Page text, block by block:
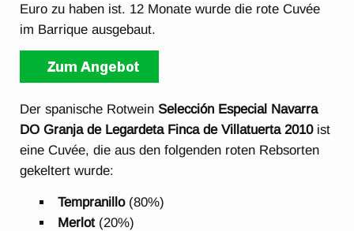
Euro zu haben ist. 12 Monate wurde die rote Cuvée
im Barrique ausgebaut.
Der spanische Rotwein Selección Especial Navarra
DO Granja de Legardeta Finca de Villatuerta 2010ist
eine Cuvée, die aus den folgenden roten Rebsorten
gekeltert wurde:
Tempranillo(80%)
Merlot(20%)